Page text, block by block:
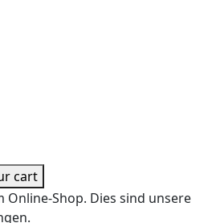
cart
Shop. Dies sind unsere